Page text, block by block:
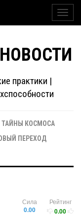
практики |
ТАЙНЫ КОСМОСА
ПЕРЕХОД
Рейтинг
0.00
Сила
0.00